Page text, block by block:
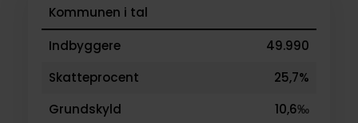
Kommunen i tal
Indbyggere
49.990
Skatteprocent
25,7%
Grundskyld
10,6‰